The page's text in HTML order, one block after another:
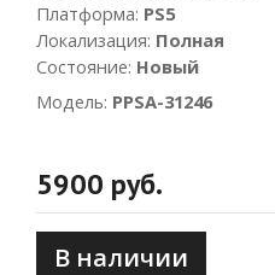
Платформа: PS5
Локализация: Полная
Состояние: Новый
Модель: PPSA-31246
5900 руб.
В наличии